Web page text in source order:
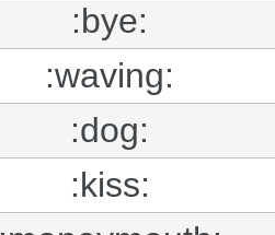
:bye:
:waving:
:dog:
:kiss: